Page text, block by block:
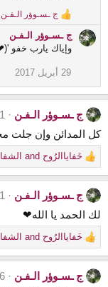
n
s
R
a
c
i
o
n
:
ج ـسـوؤر الـفـن
ج ـسـوؤر الـفـن
وإياك يارب خفو
29 أبريل 2017
ج ـسـوؤر الـفـن
21
كل المدائن وإن جلت
R
e
a
c
t
i
o
n
s
:
خَفاياالرُوح
ج ـسـوؤر الـفـن
11
لك الحمد يا الله❤
R
e
a
c
خَفاياالرُوح
ج ـسـوؤر الـفـن
6 أبريل 2017